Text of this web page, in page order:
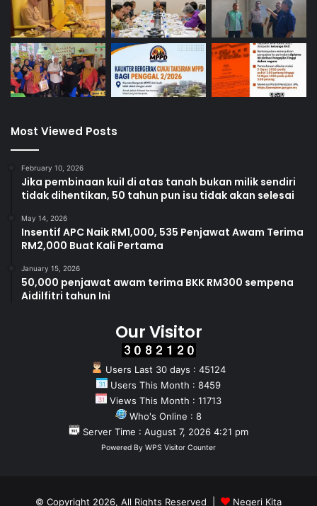
Most Viewed Posts
February 10, 2026
Jika pembinaan kuil di atas tanah bukan milik sendiri
tidak dihentikan, 50 tahun pun isu tidak akan selesai
May 14, 2026
Insentif APC Naik RM1,000, 535 Penjawat Awam Terima
RM2,000 Buat Kali Pertama
January 15, 2026
50,000 penjawat awam terima BKK RM300 sempena
Aidilfitri tahun Ini
Our Visitor
Users Last 30 days : 45124
Users This Month : 8459
Views This Month : 11713
Who's Online : 8
Server Time : August 7, 2026 4:21 pm
Powered By WPS Visitor Counter
© Copyright 2026, All Rights Reserved | Negeri Kita